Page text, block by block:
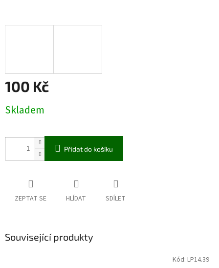
100 Kč
cena:
Skladem
Přidat do košíku
ZEPTAT SE HLÍDAT SDÍLET
Související produkty
Kód: LP14.39